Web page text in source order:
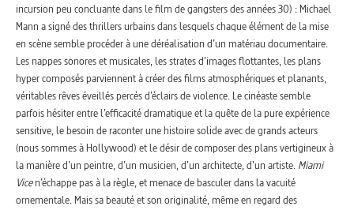
incursion peu concluante dans le film de gangsters des années 30) : Michael
Mann a signé des thrillers urbains dans lesquels chaque élément de la mise
en scène semble procéder à une déréalisation d’un matériau documentaire.
Les nappes sonores et musicales, les strates d’images flottantes, les plans
hyper composés parviennent à créer des films atmosphériques et planants,
véritables rêves éveillés percés d’éclairs de violence. Le cinéaste semble
parfois hésiter entre l’efficacité dramatique et la quête de la pure expérience
sensitive, le besoin de raconter une histoire solide avec de grands acteurs
(nous sommes à Hollywood) et le désir de composer des plans vertigineux à
la manière d’un peintre, d’un musicien, d’un architecte, d’un artiste. Miami
Vicen’échappe pas à la règle, et menace de basculer dans la vacuité
ornementale. Mais sa beauté et son originalité, même en regard des